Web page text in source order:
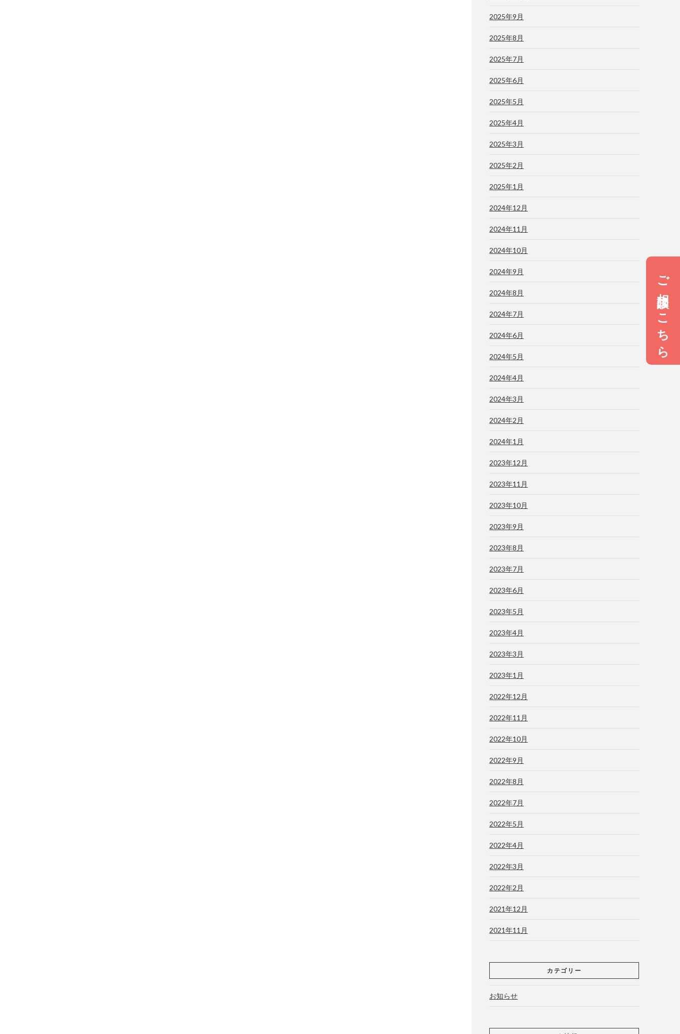
ご相談はこちら
2025年9月
2025年8月
2025年7月
2025年6月
2025年5月
2025年4月
2025年3月
2025年2月
2025年1月
2024年12月
2024年11月
2024年10月
2024年9月
2024年8月
2024年7月
2024年6月
2024年5月
2024年4月
2024年3月
2024年2月
2024年1月
2023年12月
2023年11月
2023年10月
2023年9月
2023年8月
2023年7月
2023年6月
2023年5月
2023年4月
2023年3月
2023年1月
2022年12月
2022年11月
2022年10月
2022年9月
2022年8月
2022年7月
2022年5月
2022年4月
2022年3月
2022年2月
2021年12月
2021年11月
カテゴリー
お知らせ